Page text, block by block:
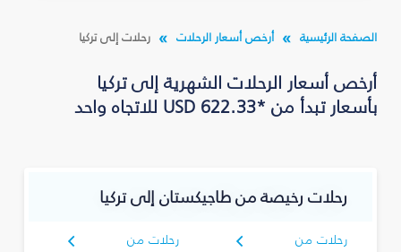
الصفحة الرئيسية أرخص أسعار الرحلات رحلات إلى تركيا
أرخص أسعار الرحلات الشهرية إلى تركيا
بأسعار تبدأ من *USD 622.33 للاتجاه واحد
رحلات رخيصة من طاجيكستان إلى تركيا
رحلات من
رحلات من